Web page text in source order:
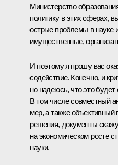
Министерство
политику в этих сферах,
острые проблемы в науке
имущественные,
И поэтому я прошу вас
содействие. Конечно, и
но надеюсь, что это будет
В том числе совместный
мер, а также объективный
решения, документы
на экономическом росте
науки.